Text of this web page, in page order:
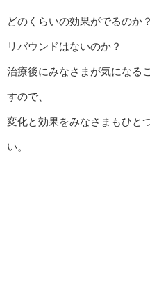
どのくらいの効果がでるのか？
リバウンドはないのか？
治療後にみなさまが気になる
すので、
変化と効果をみなさまもひと
い。